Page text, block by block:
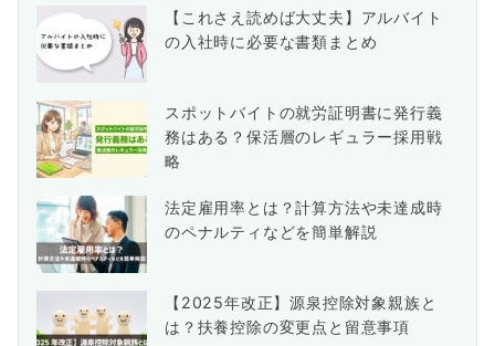
【これさえ読めば大丈夫】アルバイト
の入社時に必要な書類まとめ
スポットバイトの就労証明書に発行義
務はある？保活層のレギュラー採用戦
略
法定雇用率とは？計算方法や未達成時
のペナルティなどを簡単解説
【2025年改正】源泉控除対象親族と
は？扶養控除の変更点と留意事項